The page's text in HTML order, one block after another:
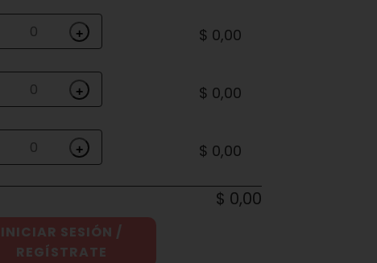
+ $ 0,00
+ $ 0,00
+ $ 0,00
$ 0,00
INICIAR SESIÓN /
REGÍSTRATE